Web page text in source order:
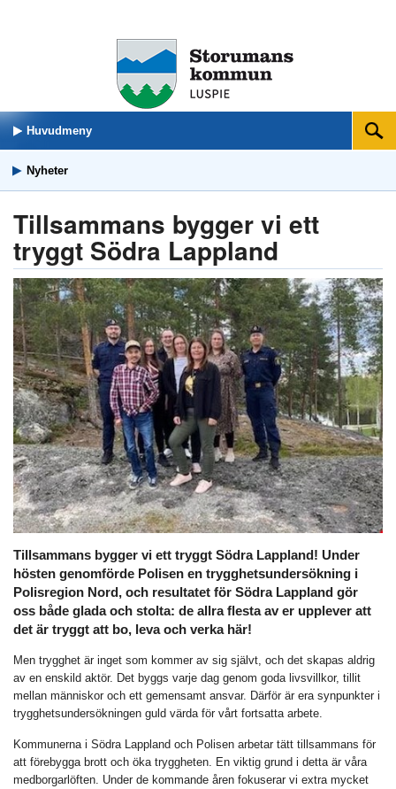
Huvudmeny Sök
Nyheter
Tillsammans bygger vi ett
tryggt Södra Lappland
Tillsammans bygger vi ett tryggt Södra Lappland! Under
hösten genomförde Polisen en trygghetsundersökning i
Polisregion Nord, och resultatet för Södra Lappland gör
oss både glada och stolta: de allra flesta av er upplever att
det är tryggt att bo, leva och verka här!
Men trygghet är inget som kommer av sig självt, och det skapas aldrig
av en enskild aktör. Det byggs varje dag genom goda livsvillkor, tillit
mellan människor och ett gemensamt ansvar. Därför är era synpunkter i
trygghetsundersökningen guld värda för vårt fortsatta arbete.
Kommunerna i Södra Lappland och Polisen arbetar tätt tillsammans för
att förebygga brott och öka tryggheten. En viktig grund i detta är våra
medborgarlöften. Under de kommande åren fokuserar vi extra mycket